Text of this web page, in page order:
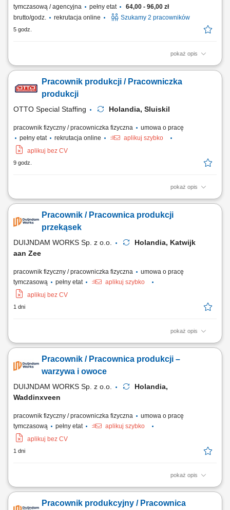
tymczasową / agencyjna pełny etat
64,00 - 96,00 zł
brutto/godz.
rekrutacja online Szukamy 2 pracowników
5 godz.
pokaż opis
Opis stanowiska Pakowanie gotowych produktów spożywczych zgodnie
transportu i dystrybucji. Sprawdzanie poprawności produktów oraz ich
jakości. Obsługa prostych procesów produkcyjnych na linii.
Pracownik produkcji / Pracowniczka
produkcji
OTTO Special Staffing Holandia, Sluiskil
pracownik fizyczny / pracowniczka fizyczna
umowa o pracę
pełny etat
rekrutacja online
aplikuj szybko
aplikuj bez CV
9 godz.
pokaż opis
Zakres obowiązków sortowanie i selekcja różnych rodzajów materiałów
na linię produkcyjną, wsparcie procesu odzysku metali i przygotowania
materiału do dalszego przetworzenia, praca przy taśmie produkcyjnej w
Pracownik / Pracownica produkcji
przekąsek
DUIJNDAM WORKS Sp. z o.o.
Holandia, Katwijk
aan Zee
pracownik fizyczny / pracowniczka fizyczna
umowa o pracę
tymczasową
pełny etat
aplikuj szybko
aplikuj bez CV
1 dni
pokaż opis
Kogo szukamy? Pakowanie, produkcja i etykietowanie gotowych
Czym będziesz się zajmować? Dla naszego klienta w Katwijk aan Zee
poszukujemy zmotywowanych osób do pracy na produkcji z żywnością.
Pracownik / Pracownica produkcji –
warzywa i owoce
DUIJNDAM WORKS Sp. z o.o.
Holandia,
Waddinxveen
pracownik fizyczny / pracowniczka fizyczna
umowa o pracę
tymczasową
pełny etat
aplikuj szybko
aplikuj bez CV
1 dni
pokaż opis
Kogo szukamy? Szukasz pracy, w której możesz zacząć bez
owoców oraz warzyw! Czym będziesz się zajmować? Dla naszego
Pracownik produkcyjny / Pracownica